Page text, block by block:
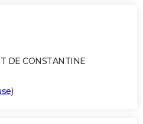
DE CONSTANTINE
)